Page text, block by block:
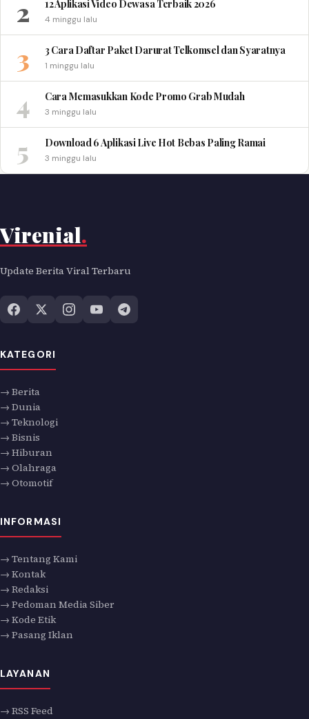
2 12 Aplikasi Video Dewasa Terbaik 2026
4 minggu lalu
3 3 Cara Daftar Paket Darurat Telkomsel dan Syaratnya
1 minggu lalu
4 Cara Memasukkan Kode Promo Grab Mudah
3 minggu lalu
5 Download 6 Aplikasi Live Hot Bebas Paling Ramai
3 minggu lalu
Virenial.
Update Berita Viral Terbaru
KATEGORI
→ Berita
→ Dunia
→ Teknologi
→ Bisnis
→ Hiburan
→ Olahraga
→ Otomotif
INFORMASI
→ Tentang Kami
→ Kontak
→ Redaksi
→ Pedoman Media Siber
→ Kode Etik
→ Pasang Iklan
LAYANAN
→ RSS Feed